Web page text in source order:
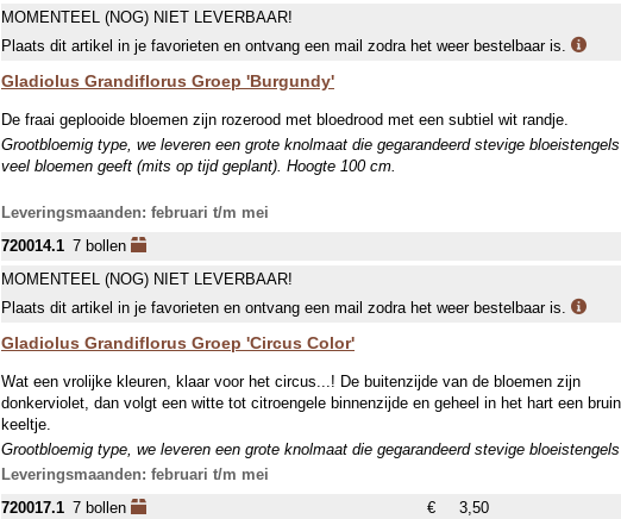
MOMENTEEL (NOG) NIET LEVERBAAR!
Plaats dit artikel in je favorieten en ontvang een mail zodra het weer bestelbaar is.
Gladiolus Grandiflorus Groep 'Burgundy'
De fraai geplooide bloemen zijn rozerood met bloedrood met een subtiel wit randje.
Grootbloemig type, we leveren een grote knolmaat die gegarandeerd stevige
veel bloemen geeft (mits op tijd geplant). Hoogte 100 cm.
Leveringsmaanden: februari t/m mei
720014.1 7 bollen
MOMENTEEL (NOG) NIET LEVERBAAR!
Plaats dit artikel in je favorieten en ontvang een mail zodra het weer bestelbaar is.
Gladiolus Grandiflorus Groep 'Circus Color'
Wat een vrolijke kleuren, klaar voor het circus...! De buitenzijde van de bloemen zijn
donkerviolet, dan volgt een witte tot citroengele binnenzijde en geheel in het hart een
keeltje.
Grootbloemig type, we leveren een grote knolmaat die gegarandeerd stevige
veel bloemen geeft (mits op tijd geplant). Hoogte 100 cm.
Leveringsmaanden: februari t/m mei
720017.1 7 bollen €
3,50